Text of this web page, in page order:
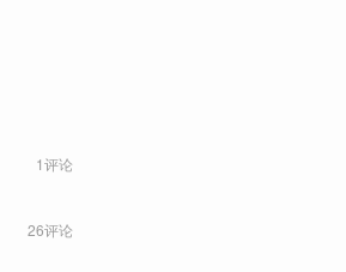
1评论
26评论